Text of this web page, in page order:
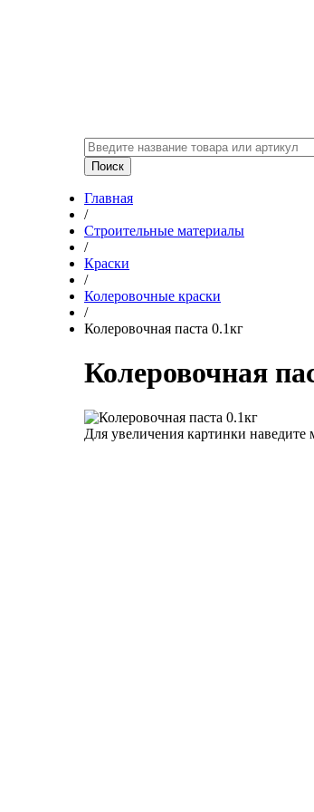
Главная
/
Строительные материалы
/
Краски
/
Колеровочные краски
/
Колеровочная паста 0.1кг
Колеровочная
Для увеличения картинки